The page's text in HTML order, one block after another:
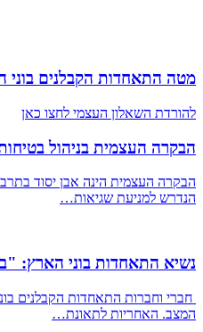
מטה התאחדות הקבלנים בוני הארץ
להורדת השאלון העצמי לחצו כאן
הבקרה העצמית בניהול
הנדרש למניעת שגיאות…
נשיא התאחדות בוני הארץ:
חברי וחברות התאחדות הקבלנים
המצב. האחריות לתאונת…